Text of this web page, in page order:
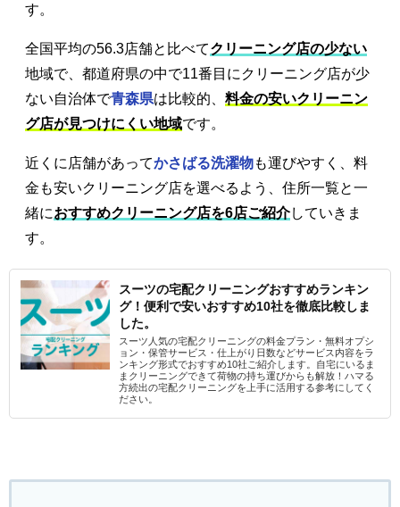
す。
全国平均の56.3店舗と比べてクリーニング店の少ない
地域で、都道府県の中で11番目にクリーニング店が少
ない自治体で青森県は比較的、 料金の安いクリーニン
グ店が見つけにくい地域です。
近くに店舗があってかさばる洗濯物も運びやすく、料
金も安いクリーニング店を選べるよう、住所一覧と一
緒におすすめクリーニング店を6店ご紹介していきま
す。
スーツの宅配クリーニングおすすめランキン
グ！便利で安いおすすめ10社を徹底比較しま
した。
スーツ人気の宅配クリーニングの料金プラン・無料オプシ
ョン・保管サービス・仕上がり日数などサービス内容をラ
ンキング形式でおすすめ10社ご紹介します。自宅にいるま
まクリーニングできて荷物の持ち運びからも解放！ハマる
方続出の宅配クリーニングを上手に活用する参考にしてく
ださい。